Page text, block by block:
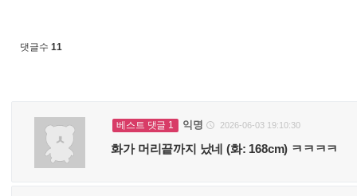
댓글수 11
베스트 댓글 1 익명  2026-06-03 19:10:30
화가 머리끝까지 났네 (화: 168cm) ㅋㅋㅋㅋ